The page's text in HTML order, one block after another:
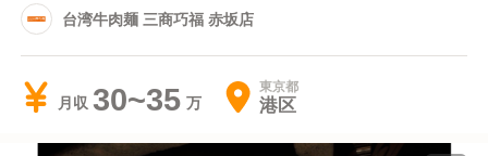
台湾牛肉麺 三商巧福 赤坂店
月収 30~35 東京都
港区